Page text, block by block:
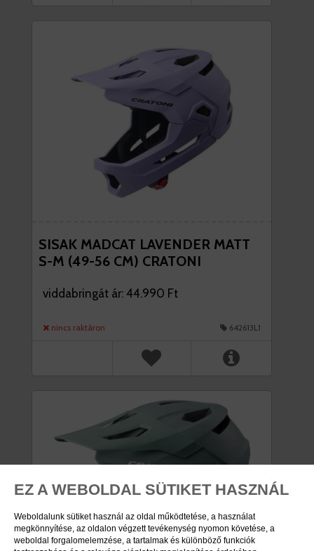
EZ A WEBOLDAL SÜTIKET HASZNÁL
Weboldalunk sütiket használ az oldal működtetése, a használat
megkönnyítése, az oldalon végzett tevékenység nyomon követése, a
weboldal forgalomelemzése, a tartalmak és különböző funkciók
SISAK MADCAT LAVENDER MATT
S-M (49-56 CM) CRATONI
viddabringát ár: 44.990 Ft
nincs raktáron 642613L1